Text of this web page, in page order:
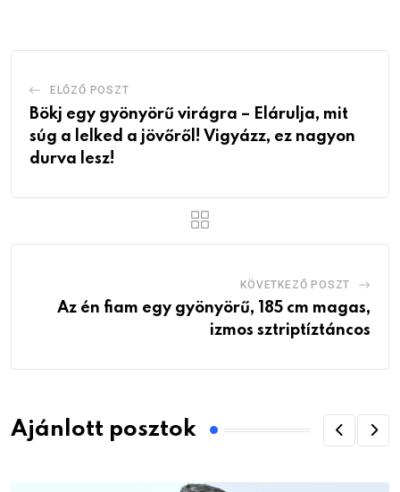
ELŐZŐ POSZT
Bökj egy gyönyörű virágra – Elárulja, mit
súg a lelked a jövőről! Vigyázz, ez nagyon
durva lesz!
KÖVETKEZŐ POSZT
Az én fiam egy gyönyörű, 185 cm magas,
izmos sztriptíztáncos
Ajánlott posztok